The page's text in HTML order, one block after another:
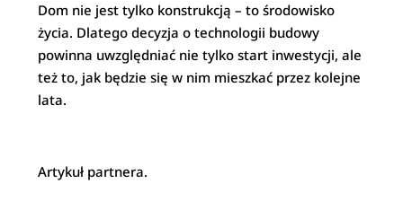
Dom nie jest tylko konstrukcją – to środowisko
życia. Dlatego decyzja o technologii budowy
powinna uwzględniać nie tylko start inwestycji, ale
też to, jak będzie się w nim mieszkać przez kolejne
lata.
Artykuł partnera.